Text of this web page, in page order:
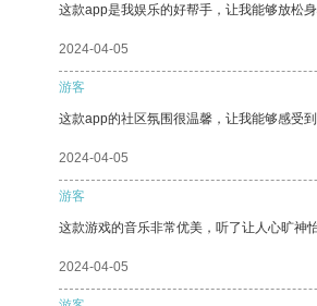
这款app是我娱乐的好帮手，让我能够放松身
2024-04-05
游客
这款app的社区氛围很温馨，让我能够感受到
2024-04-05
游客
这款游戏的音乐非常优美，听了让人心旷神怡
2024-04-05